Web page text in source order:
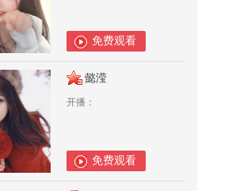
免费观看
懿滢
开播：
免费观看